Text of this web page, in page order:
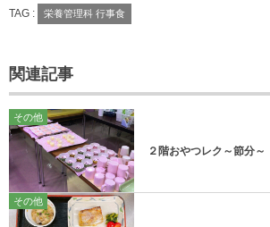
TAG : 栄養管理科 行事食
関連記事
その他
２階おやつレク～節分～
その他